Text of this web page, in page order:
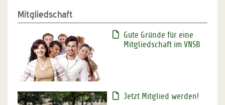
Mitgliedschaft
Gute Gründe für eine
Mitgliedschaft im VNSB
Jetzt Mitglied werden!